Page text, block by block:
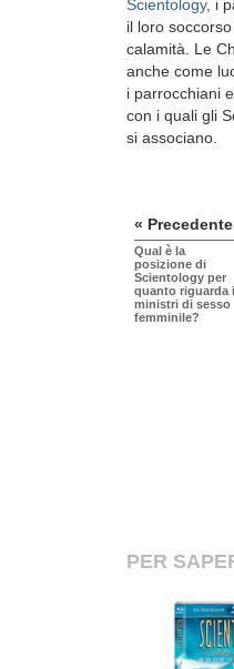
Scientology, i
il loro
calamità. Le
anche come
i parrocchiani
con i quali gli
si associano.
« Precedente
Qual è la
posizione di
Scientology per
quanto riguarda i
ministri di sesso
femminile?
PER